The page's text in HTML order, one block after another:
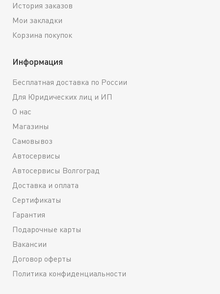
История заказов
Мои закладки
Корзина покупок
Информация
Бесплатная доставка по России
Для Юридических лиц и ИП
О нас
Магазины
Самовывоз
Автосервисы
Автосервисы Волгоград
Доставка и оплата
Сертификаты
Гарантия
Подарочные карты
Вакансии
Договор оферты
Политика конфиденциальности